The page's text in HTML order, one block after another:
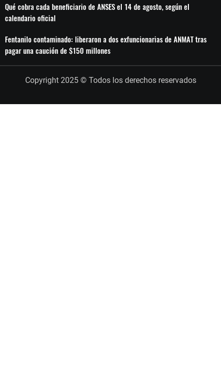
Qué cobra cada beneficiario de ANSES el 14 de agosto, según el
calendario oficial
Fentanilo contaminado: liberaron a dos exfuncionarias de ANMAT tras
pagar una caución de $150 millones
Copyright 2025 © Todos los derechos reservados